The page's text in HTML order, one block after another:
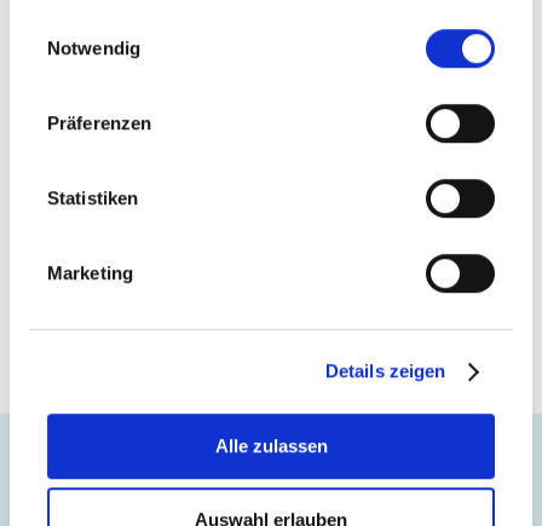
Werbezwecke, Personalisierung, etc.
Notwendig
Präferenzen
Statistiken
Marketing
Details zeigen
Alle zulassen
Auswahl erlauben
Archiv
2023
2021
Steuertermine 2023*